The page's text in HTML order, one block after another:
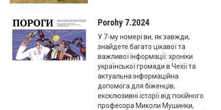
Porohy 7.2024
У 7-му номері ви, як завжди,
знайдете багато цікавої та
важливої інформації: хроніки
української громади в Чехії та
актуальна інформаційна
допомога для біженців,
ексклюзивні історії від покійного
професора Миколи Мушинки,